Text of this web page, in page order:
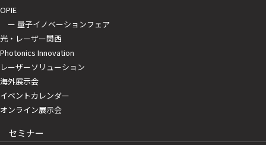
OPIE
ー 量子イノベーションフェア
光・レーザー関西
Photonics Innovation
レーザーソリューション
海外展示会
イベントカレンダー
オンライン展示会
セミナー